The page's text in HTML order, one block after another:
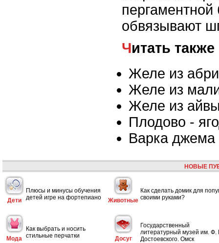
пергаментной
обвязывают
Читать также
Желе из
Желе из
Желе из
Плодово -
Варка джема
НОВЫЕ
Дети
Плюсы и минусы обучения
детей игре на фортепиано
Животные
Как сделать домик для
своими руками?
Мода
Как выбрать и носить
стильные перчатки
Досуг
Государственный
литературный музей им. Ф.
Достоевского. Омск